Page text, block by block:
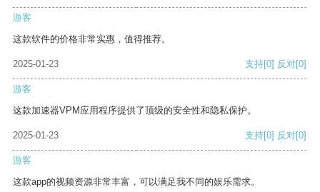
游客
这款软件的价格非常实惠，值得推荐。
2025-01-23 支持[0] 反对[0]
游客
这款加速器VPM应用程序提供了顶级的安全性和隐私保护。
2025-01-23 支持[0] 反对[0]
游客
这款app的视频资源非常丰富，可以满足我不同的娱乐需求。